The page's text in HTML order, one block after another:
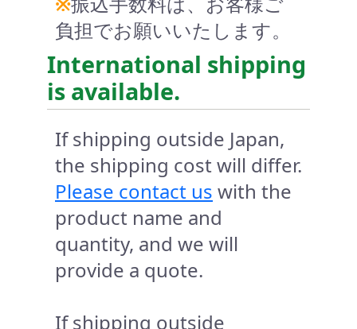
負担でお願いいたします。
International shipping
is available.
If shipping outside Japan,
the shipping cost will differ.
Please contact us with the
product name and
quantity, and we will
provide a quote.
If shipping outside